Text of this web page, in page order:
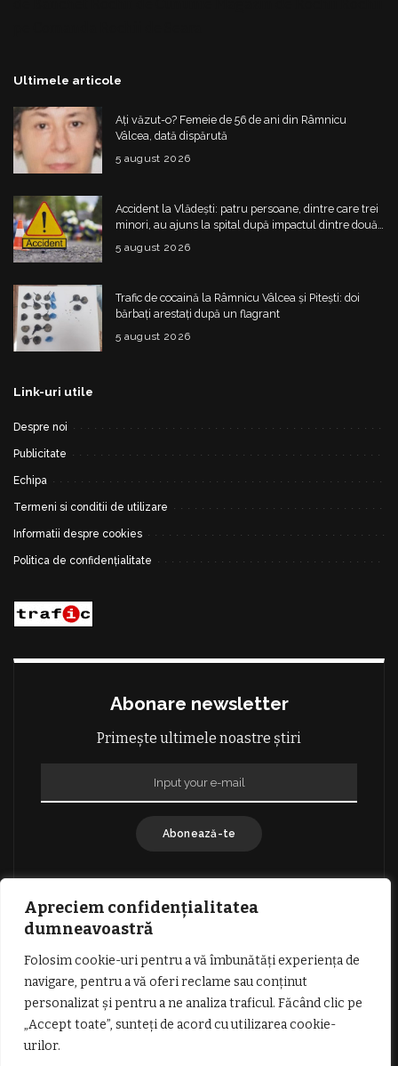
Apreciem confidențialitatea
dumneavoastră
Folosim cookie-uri pentru a vă îmbunătăți experiența de
navigare, pentru a vă oferi reclame sau conținut
personalizat și pentru a ne analiza traficul. Făcând clic pe
„Accept toate”, sunteți de acord cu utilizarea cookie-
urilor.
Ultimele articole
Ați văzut-o? Femeie de 56 de ani din Râmnicu
Vâlcea, dată dispărută
5 august 2026
Accident la Vlădești: patru persoane, dintre care trei
minori, au ajuns la spital după impactul dintre două
5 august 2026
Trafic de cocaină la Râmnicu Vâlcea și Pitești: doi
bărbați arestați după un flagrant
5 august 2026
Link-uri utile
Despre noi
Publicitate
Echipa
Termeni si conditii de utilizare
Informatii despre cookies
Politica de confidențialitate
Abonare newsletter
Primește ultimele noastre știri
Abonează-te
TERMENI SI CONDITII DE UTILIZARE
INFORMATII DESPRE COOKIES
DESPRE NOI
PUBLICITATE